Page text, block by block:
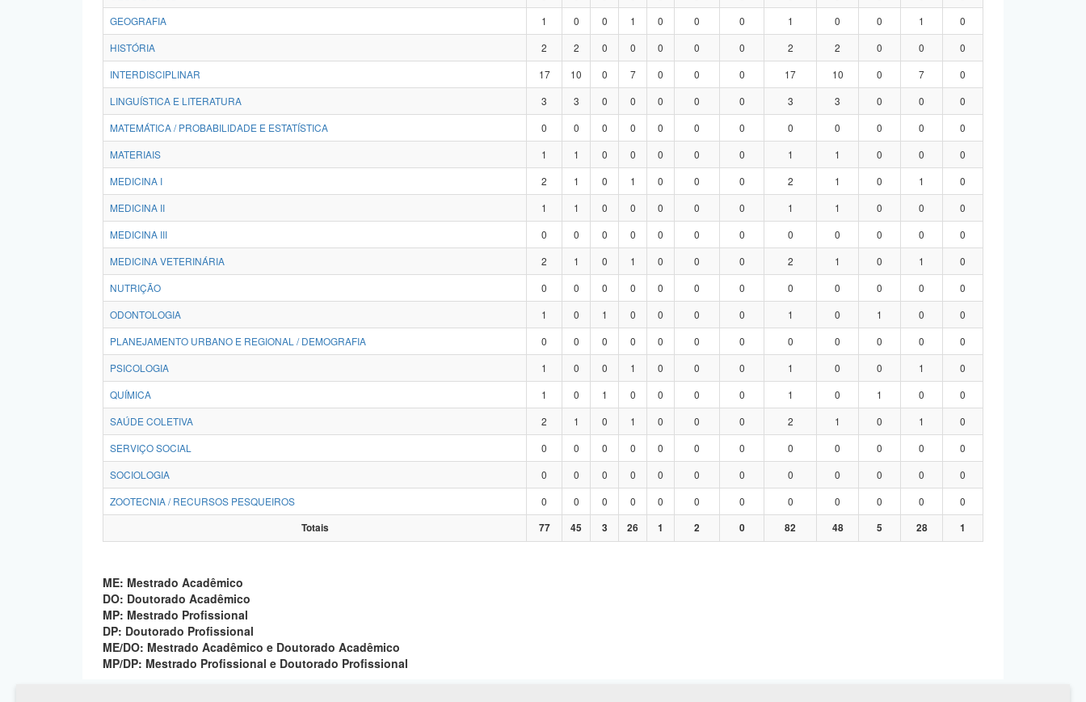
GEOGRAFIA
1 0 0 1 0 0 0 1 0 0 1
0
HISTÓRIA
2 2 0 0 0 0 0 2 2 0 0
0
INTERDISCIPLINAR
17 10 0 7 0 0 0 17 10 0 7
0
LINGUÍSTICA E LITERATURA
3 3 0 0 0 0 0 3 3 0 0
0
MATEMÁTICA / PROBABILIDADE E ESTATÍSTICA
0 0 0 0 0 0 0 0 0 0 0
0
MATERIAIS
1 1 0 0 0 0 0 1 1 0 0
0
MEDICINA I
2 1 0 1 0 0 0 2 1 0 1
0
MEDICINA II
1 1 0 0 0 0 0 1 1 0 0
0
MEDICINA III
0 0 0 0 0 0 0 0 0 0 0
0
MEDICINA VETERINÁRIA
2 1 0 1 0 0 0 2 1 0 1
0
NUTRIÇÃO
0 0 0 0 0 0 0 0 0 0 0
0
ODONTOLOGIA
1 0 1 0 0 0 0 1 0 1 0
0
PLANEJAMENTO URBANO E REGIONAL / DEMOGRAFIA
0 0 0 0 0 0 0 0 0 0 0
0
PSICOLOGIA
1 0 0 1 0 0 0 1 0 0 1
0
QUÍMICA
1 0 1 0 0 0 0 1 0 1 0
0
SAÚDE COLETIVA
2 1 0 1 0 0 0 2 1 0 1
0
SERVIÇO SOCIAL
0 0 0 0 0 0 0 0 0 0 0
0
SOCIOLOGIA
0 0 0 0 0 0 0 0 0 0 0
0
ZOOTECNIA / RECURSOS PESQUEIROS
0 0 0 0 0 0 0 0 0 0 0
0
Totais
77 45 3 26 1 2 0 82 48 5 28 1
ME: Mestrado Acadêmico
DO: Doutorado Acadêmico
MP: Mestrado Profissional
DP: Doutorado Profissional
ME/DO: Mestrado Acadêmico e Doutorado Acadêmico
MP/DP: Mestrado Profissional e Doutorado Profissional